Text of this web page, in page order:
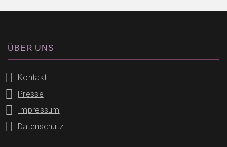
ÜBER UNS
Kontakt
Presse
Impressum
Datenschutz